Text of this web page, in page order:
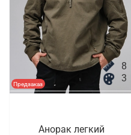
Предзаказ
8
3
Анорак легкий